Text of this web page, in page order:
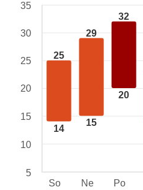
25
14
29
15
32
20
35
30
25
20
15
10
5
So
Ne Po